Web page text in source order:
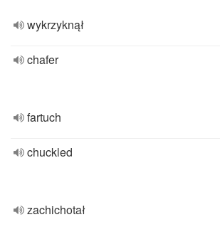
wykrzyknął
chafer
fartuch
chuckled
zachichotał